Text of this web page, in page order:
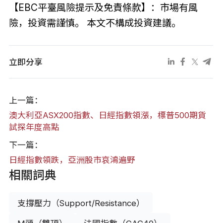
【EBC平臺風險提示及免責條款】：市場有風
險，投資需謹慎。 本文不構成投資建議。
立即分享
上一篇：
澳大利亞ASX200指數、日經指數領漲，標普500期貨
試探年度高點
下一篇：
日經指數領跌，亞洲股市哀鴻遍野
相關詞典
支撐壓力（Support/Resistance）